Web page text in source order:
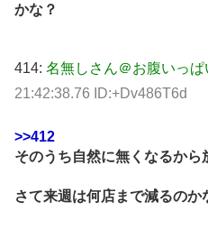
かな？
414: 名無しさん＠お腹いっぱ
21:42:38.76 ID:+Dv486T6d
>>412
そのうち自然に無くなるから
さて来週は何店まで減るのか